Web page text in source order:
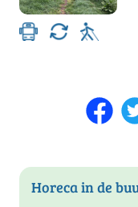
Horeca in de